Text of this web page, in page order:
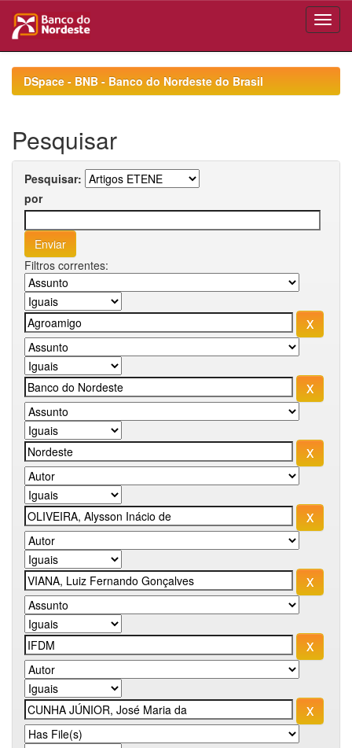
navigationDSpace - BNB - Banco do Nordeste do Brasil
Pesquisar
Pesquisar:
por
Filtros correntes: